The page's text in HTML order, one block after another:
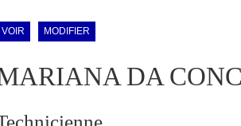
Sidebar (users/
principaux
VOIR MODIFIER
DA